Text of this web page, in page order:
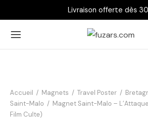
Livraison offerte dès
Accueil / Magnets / Travel Poster /
Saint-Malo / Magnet Saint-Malo –
Film Culte)